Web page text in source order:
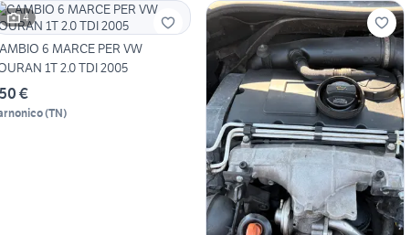
4
6 MARCE PER VW
1T 2.0 TDI 2005
€
(TN)